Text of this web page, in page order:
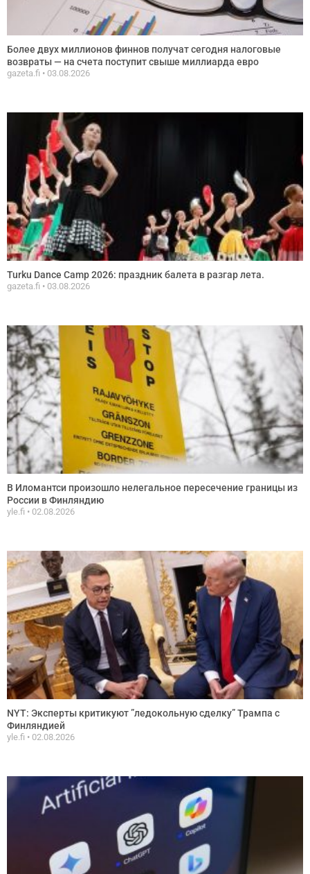
Более двух миллионов финнов получат сегодня налоговые
возвраты — на счета поступит свыше миллиарда евро
gazeta.fi 03.08.2026
Turku Dance Camp 2026: праздник балета в разгар летa.
gazeta.fi 03.08.2026
В Иломантси произошло нелегальное пересечение границы из
России в Финляндию
yle.fi 02.08.2026
NYT: Эксперты критикуют ”ледокольную сделку” Трампа с
Финляндией
yle.fi 02.08.2026